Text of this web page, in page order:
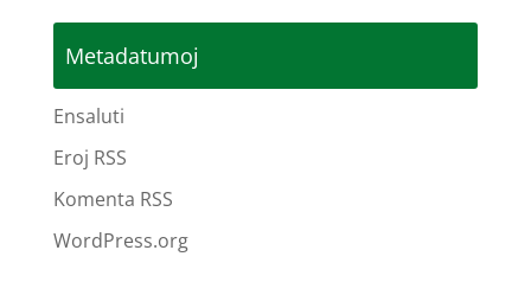
Metadatumoj
Ensaluti
Eroj RSS
Komenta RSS
WordPress.org